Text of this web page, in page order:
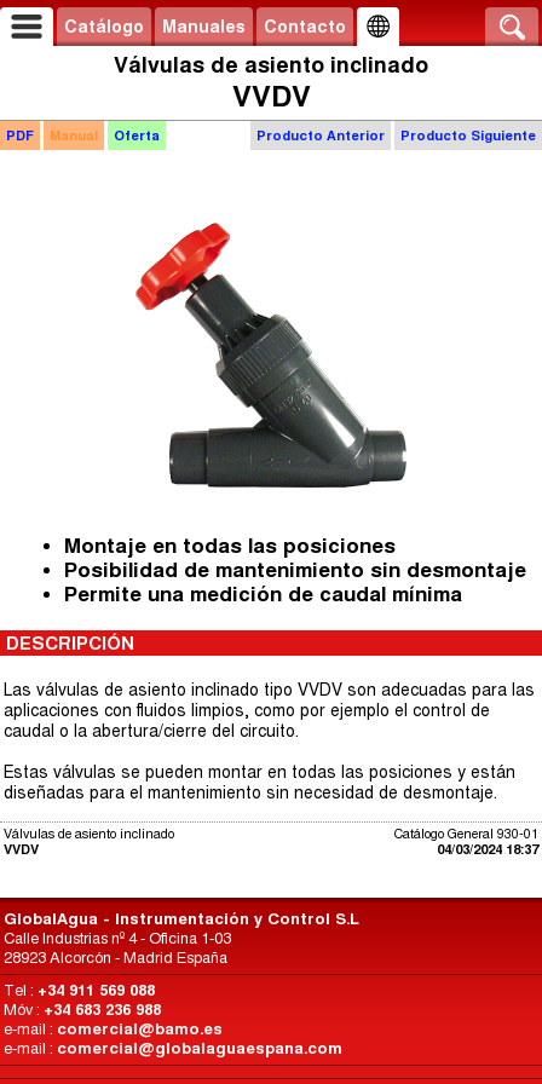
Catálogo Manuales Contacto
Válvulas de asiento inclinado
VVDV
Producto Anterior Producto Siguiente
PDF Manual Oferta
Montaje en todas las posiciones
Posibilidad de mantenimiento sin desmontaje
Permite una medición de caudal mínima
DESCRIPCIÓN
Las válvulas de asiento inclinado tipo VVDV son adecuadas para las
aplicaciones con fluidos limpios, como por ejemplo el control de
caudal o la abertura/cierre del circuito.
Estas válvulas se pueden montar en todas las posiciones y están
diseñadas para el mantenimiento sin necesidad de desmontaje.
Catálogo General 930-01
04/03/2024 18:37
Válvulas de asiento inclinado
VVDV
GlobalAgua - Instrumentación y Control S.L
Calle Industrias nº 4 - Oficina 1-03
28923 Alcorcón - Madrid España
Tel : +34 911 569 088
Móv : +34 683 236 988
e-mail : comercial@bamo.es
e-mail : comercial@globalaguaespana.com